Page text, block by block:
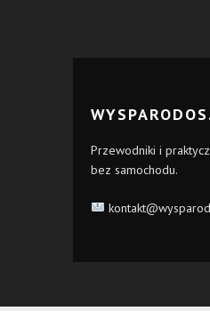
Przewodniki i
bez samochodu.